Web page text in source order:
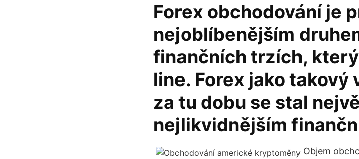
Forex obchodování je
nejoblíbenějším
finančních trzích,
line. Forex jako takový
za tu dobu se stal
nejlikvidnějším
Objem